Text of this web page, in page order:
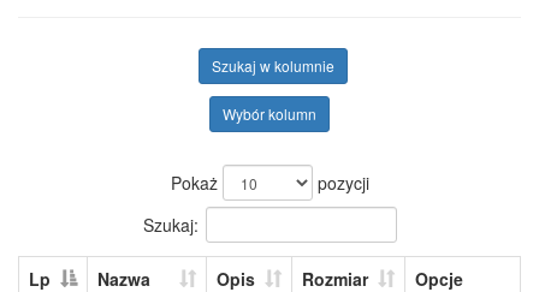
Szukaj w kolumnie
Wybór kolumn
Pokaż
pozycji
Szukaj:
Lp Nazwa Opis Rozmiar
Opcje